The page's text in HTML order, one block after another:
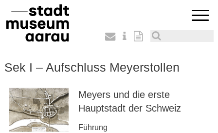
Sek I – Aufschluss Meyerstollen
Meyers und die erste
Hauptstadt der Schweiz
Führung